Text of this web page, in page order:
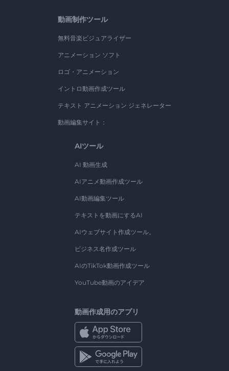
動画制作ツール
無料音楽ビジュアライザー
アニメーション ソフト
ロゴ・アニメーション
イントロ動画作成ツール
テキスト アニメーション ジェネレーター
動画編集サイト：
AIツール
AI 動画生成
AIアニメ動画作成ツール
AI動画編集ツール
テキストを動画にするAI
AIウェブサイト作成ツール。
ビジネス名作成ツール
AIのTikTok動画作成ツール
YouTube動画のアイデア
動画作成用のアプリ